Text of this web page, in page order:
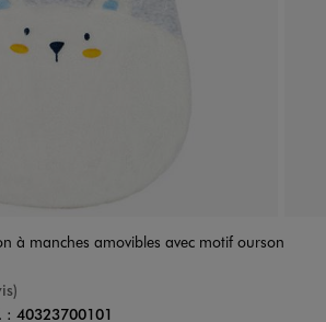
à manches amovibles avec motif ourson
: 40323700101